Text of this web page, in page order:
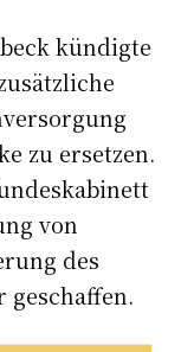
kündigte
zu ersetzen.
von
des
geschaffen.